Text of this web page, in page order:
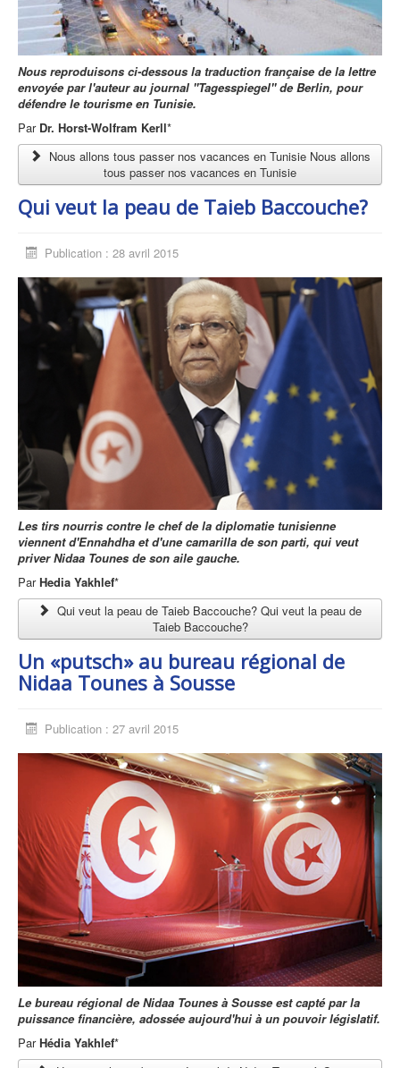
Nous reproduisons ci-dessous la traduction française de la lettre
envoyée par l'auteur au journal ''Tagesspiegel'' de Berlin, pour
défendre le tourisme en Tunisie.
Par Dr. Horst-Wolfram Kerll*
Nous allons tous passer nos vacances en Tunisie Nous allons
tous passer nos vacances en Tunisie
Qui veut la peau de Taieb Baccouche?
Publication : 28 avril 2015
Les tirs nourris contre le chef de la diplomatie tunisienne
viennent d'Ennahdha et d'une camarilla de son parti, qui veut
priver Nidaa Tounes de son aile gauche.
ParHedia Yakhlef*
Qui veut la peau de Taieb Baccouche? Qui veut la peau de
Taieb Baccouche?
Un «putsch» au bureau régional de
Nidaa Tounes à Sousse
Publication : 27 avril 2015
Le bureau régional de Nidaa Tounes à Sousse est capté par la
puissance financière, adossée aujourd'hui à un pouvoir législatif.
ParHédia Yakhlef*